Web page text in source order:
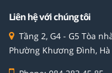
Liên hệ với chúng tôi
Tầng 2, G4 - G5 Tòa
Phường Khương Đình, Hà